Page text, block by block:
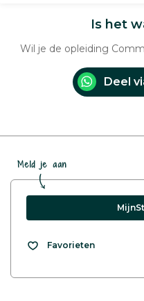
Is het
Wil je de opleiding
Deel
Meld je aan
Favorieten